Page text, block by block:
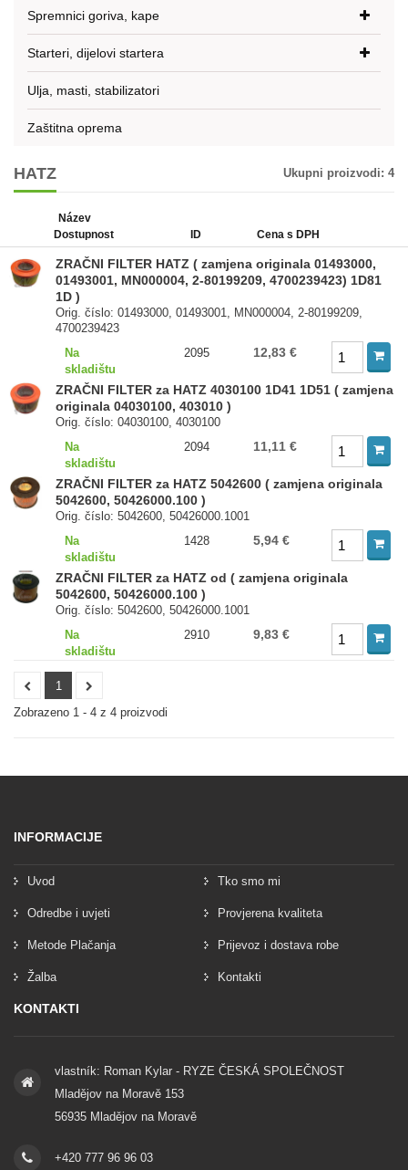
Spremnici goriva, kape
Starteri, dijelovi startera
Ulja, masti, stabilizatori
Zaštitna oprema
HATZ Ukupni proizvodi: 4
Název
Dostupnost
ID Cena s DPH
ZRAČNI FILTER HATZ ( zamjena originala 01493000,
01493001, MN000004, 2-80199209, 4700239423) 1D81
1D )
Orig. číslo: 01493000, 01493001, MN000004, 2-80199209,
4700239423
Na
skladištu
2095 12,83 €
ZRAČNI FILTER za HATZ 4030100 1D41 1D51 ( zamjena
originala 04030100, 403010 )
Orig. číslo: 04030100, 4030100
Na
skladištu
2094 11,11 €
ZRAČNI FILTER za HATZ 5042600 ( zamjena originala
5042600, 50426000.100 )
Orig. číslo: 5042600, 50426000.1001
Na
skladištu
1428 5,94 €
ZRAČNI FILTER za HATZ od ( zamjena originala
5042600, 50426000.100 )
Orig. číslo: 5042600, 50426000.1001
Na
skladištu
2910 9,83 €
1
Zobrazeno 1 - 4 z 4 proizvodi
INFORMACIJE
Uvod Tko smo mi
Odredbe i uvjeti Provjerena kvaliteta
Metode Plačanja Prijevoz i dostava robe
Žalba Kontakti
KONTAKTI
vlastník: Roman Kylar - RYZE ČESKÁ SPOLEČNOST
Mladějov na Moravě 153
56935 Mladějov na Moravě
+420 777 96 96 03